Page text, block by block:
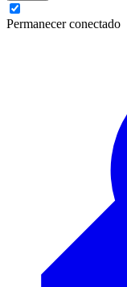
Permanecer conectado